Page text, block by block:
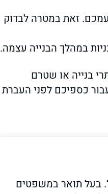
זאת במטרה לבדוק
במהלך הבנייה עצמה.
בנייה או שטרם
כספיכם לפני העברת
בעל תואר במשפטים